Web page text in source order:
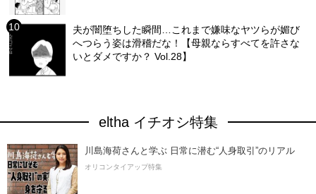
夫が闇堕ちした瞬間…これまで嫌味なヤツらが媚び
へつらう姿は滑稽だな！【母親ならすべてを許さな
いとダメですか？ Vol.28】
eltha イチオシ特集
川島海荷さんと学ぶ 日常に潜む“人身取引”のリアル
オリコンタイアップ特集